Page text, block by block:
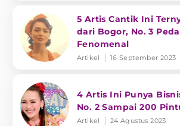
5 Artis Cantik Ini
dari Bogor, No. 3
Fenomenal
Artikel 16 September 2023
4 Artis Ini Punya
No. 2 Sampai 200
Artikel 24 Agustus 2023